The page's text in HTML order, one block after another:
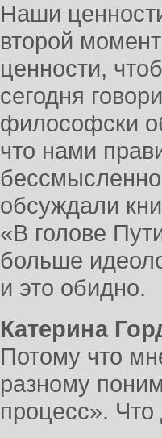
Наши
второй
ценности,
сегодня
философски
что нами
обсуждали
«В голове
больше
и это обидно.
Катерина
Потому что
разному
процесс».